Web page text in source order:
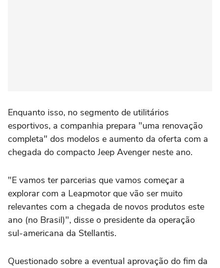
Enquanto isso, no segmento de utilitários
esportivos, a companhia prepara "uma renovação
completa" dos modelos e aumento da ⁠oferta com a
chegada do compacto Jeep Avenger ‌neste ano.
"E vamos ter parcerias ‌que vamos começar a
explorar com a Leapmotor que vão ser muito
relevantes com a chegada de novos produtos este
ano (no Brasil)", disse o presidente da operação
sul-americana da Stellantis.
Questionado sobre a eventual aprovação do fim da